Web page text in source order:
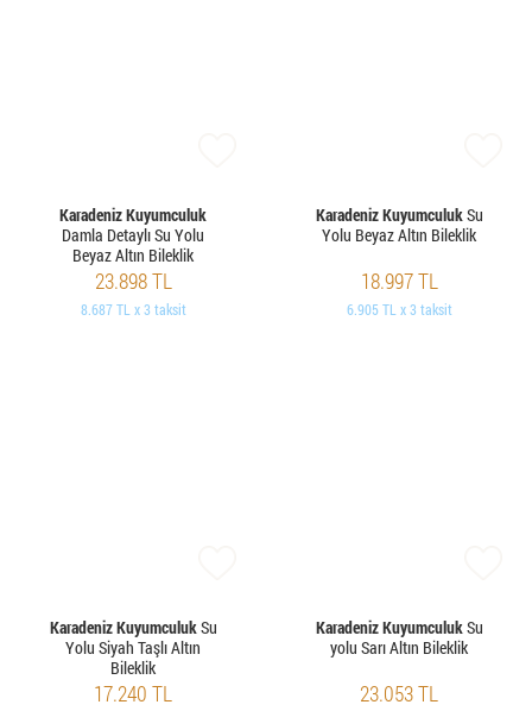
Karadeniz Kuyumculuk
Damla Detaylı Su Yolu
Beyaz Altın Bileklik
23.898 TL
8.687 TL x 3 taksit
Karadeniz KuyumculukSu
Yolu Beyaz Altın Bileklik
18.997 TL
6.905 TL x 3 taksit
Karadeniz KuyumculukSu
Yolu Siyah Taşlı Altın
Bileklik
17.240 TL
Karadeniz KuyumculukSu
yolu Sarı Altın Bileklik
23.053 TL